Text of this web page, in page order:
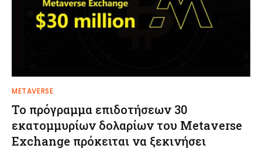
METAVERSE
Το πρόγραμμα επιδοτήσεων 30
εκατομμυρίων δολαρίων του Metaverse
Exchange πρόκειται να ξεκινήσει